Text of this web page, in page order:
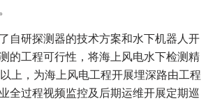
自研探测器的技术方案和水下机器人开
的工程可行性，将海上风电水下检测精
上，为海上风电工程开展埋深路由工程
全过程视频监控及后期运维开展定期巡